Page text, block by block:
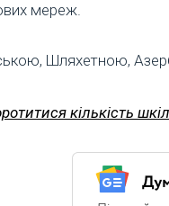
мереж.
Шляхетною,
кількість